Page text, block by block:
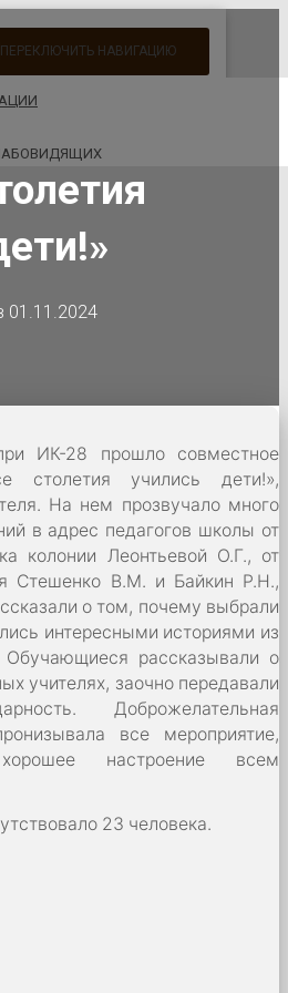
ПЕРЕКЛЮЧИТЬ НАВИГАЦИЮ
01.11.2024
ИК-28 прошло совместное
столетия учились дети!»,
На нем прозвучало много
в адрес педагогов школы от
колонии Леонтьевой О.Г., от
Стешенко В.М. и Байкин Р.Н.,
о том, почему выбрали
интересными историями из
рассказывали о
учителях, заочно передавали
Доброжелательная
все мероприятие,
настроение всем
23 человека.